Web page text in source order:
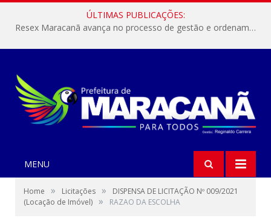
ÚLTIMAS PUBLICAÇÕES:
Resex Maracanã avança no processo de gestão e ordenamento do turismo em nossas áreas protegidas.
MENU
Home » Licitações »
DISPENSA DE LICITAÇÃO Nº 009/2021
(Locação de Imóvel) » RAZAO DA ESCOLHA